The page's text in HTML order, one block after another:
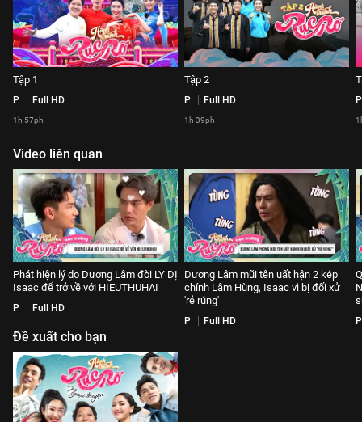
Tập 1
P Full HD
1h 57ph
Tập 2
P Full HD
1h 39ph
P
Video liên quan
Phát hiện lý do Dương Lâm đòi LY DỊ
Isaac để trở về với HIEUTHUHAI
P Full HD
Dương Lâm mũi tên uất hận 2 kép
chính Lâm Hùng, Isaac vì bị đối xử
'rẻ rúng'
P Full HD P
Đề xuất cho bạn